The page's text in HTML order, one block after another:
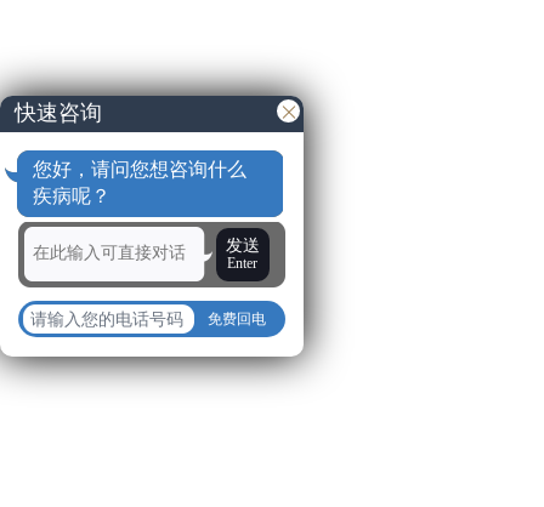
快速咨询
您好，请问您想咨询什么
疾病呢？
发送
Enter
免费回电